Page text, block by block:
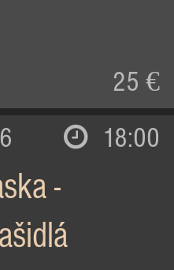
25 €
18:00
-